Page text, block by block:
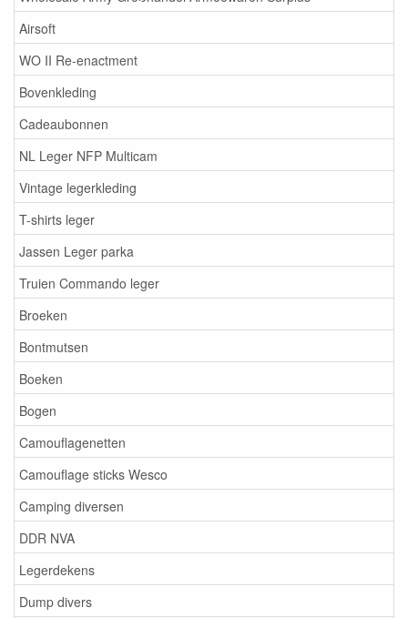
Airsoft
WO II Re-enactment
Bovenkleding
Cadeaubonnen
NL Leger NFP Multicam
Vintage legerkleding
T-shirts leger
Jassen Leger parka
Truien Commando leger
Broeken
Bontmutsen
Boeken
Bogen
Camouflagenetten
Camouflage sticks Wesco
Camping diversen
DDR NVA
Legerdekens
Dump divers